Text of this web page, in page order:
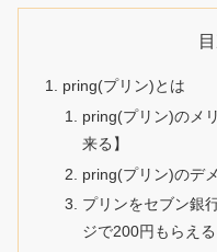
pring(プリン)とは
pring(プリン)のメ
来る】
pring(プリン)のデ
プリンをセブン銀
ジで200円もらえ